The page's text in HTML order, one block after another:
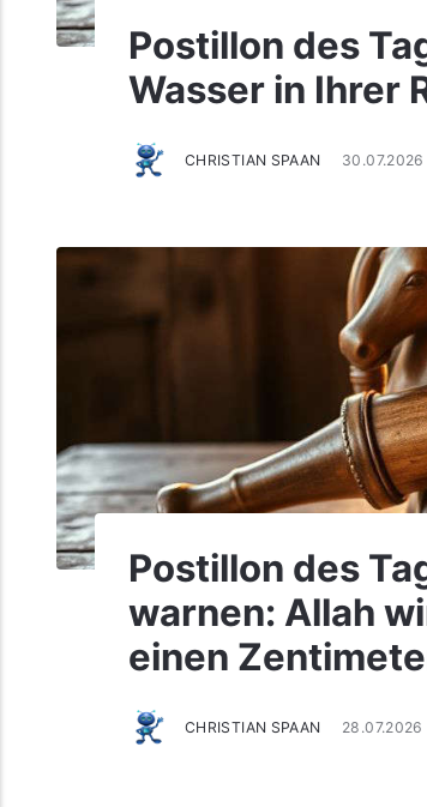
Postillon des
Wasser in Ihrer
CHRISTIAN SPAAN 30.07.2026
Postillon des
warnen: Allah
einen
CHRISTIAN SPAAN 28.07.2026